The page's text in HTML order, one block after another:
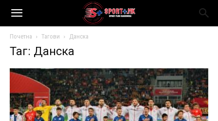
Почетна Тагови Данска
Таг: Данска